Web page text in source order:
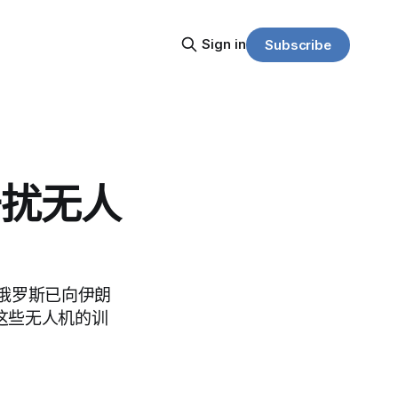
Sign in Subscribe
无人
罗斯已向伊朗
无人机的训